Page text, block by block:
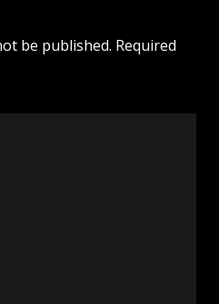
be published. Required